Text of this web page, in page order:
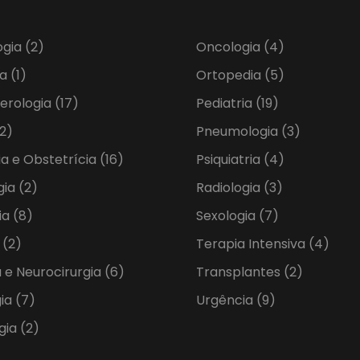
(2)
(1)
(17)
e Obstetrícia (16)
(2)
(8)
(2)
e Neurocirurgia (6)
(7)
(2)
Oncologia (4)
Ortopedia (5)
Pediatria (19)
Pneumologia (3)
Psiquiatria (4)
Radiologia (3)
Sexologia (7)
Terapia Intensiva (4)
Transplantes (2)
Urgência (9)